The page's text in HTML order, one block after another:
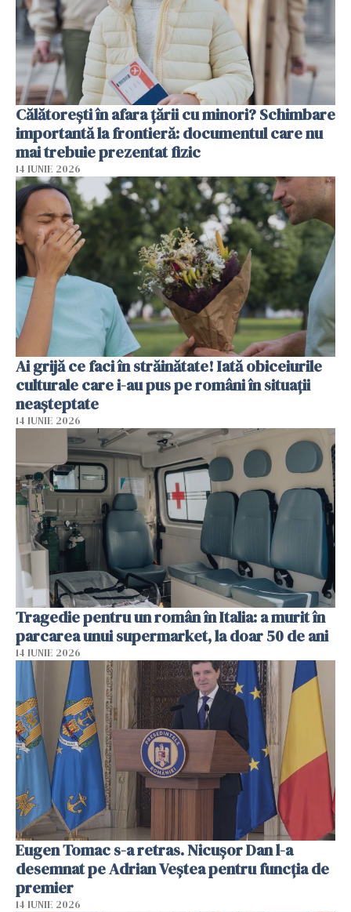
Călătorești în afara țării cu minori? Schimbare
importantă la frontieră: documentul care nu
mai trebuie prezentat fizic
14 IUNIE 2026
Ai grijă ce faci în străinătate! Iată obiceiurile
culturale care i-au pus pe români în situații
neașteptate
14 IUNIE 2026
Tragedie pentru un român în Italia: a murit în
parcarea unui supermarket, la doar 50 de ani
14 IUNIE 2026
Eugen Tomac s-a retras. Nicușor Dan l-a
desemnat pe Adrian Veștea pentru funcția de
premier
14 IUNIE 2026